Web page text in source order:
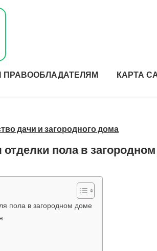
ПРАВООБЛАДАТЕЛЯМ КАРТА
дачи и загородного дома
пола в
пола в загородном доме